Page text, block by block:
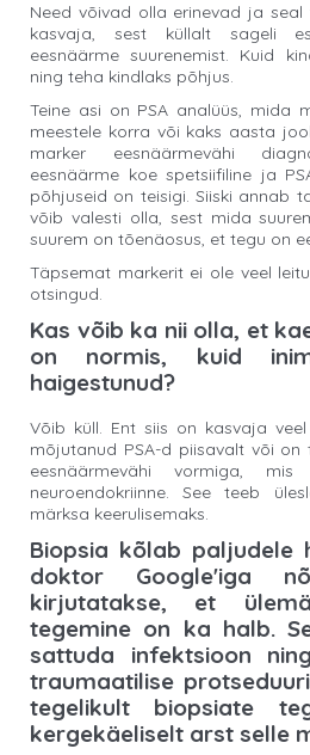
Need võivad olla erinevad ja
kasvaja, sest küllalt sageli
eesnäärme suurenemist. Kuid
ning teha kindlaks põhjus.
Teine asi on PSA analüüs, mida
meestele korra või kaks aasta
marker eesnäärmevähi
eesnäärme koe spetsiifiline ja
põhjuseid on teisigi. Siiski annab
võib valesti olla, sest mida
suurem on tõenäosus, et tegu on
Täpsemat markerit ei ole veel
otsingud.
Kas võib ka nii olla, et
on normis, kuid
haigestunud?
Võib küll. Ent siis on kasvaja
mõjutanud PSA-d piisavalt või
eesnäärmevähi vormiga,
neuroendokriinne. See teeb
märksa keerulisemaks.
Biopsia kõlab paljudele
doktor Google'iga
kirjutatakse, et
tegemine on ka halb.
sattuda infektsioon
traumaatilise
tegelikult biopsiate
kergekäeliselt arst selle